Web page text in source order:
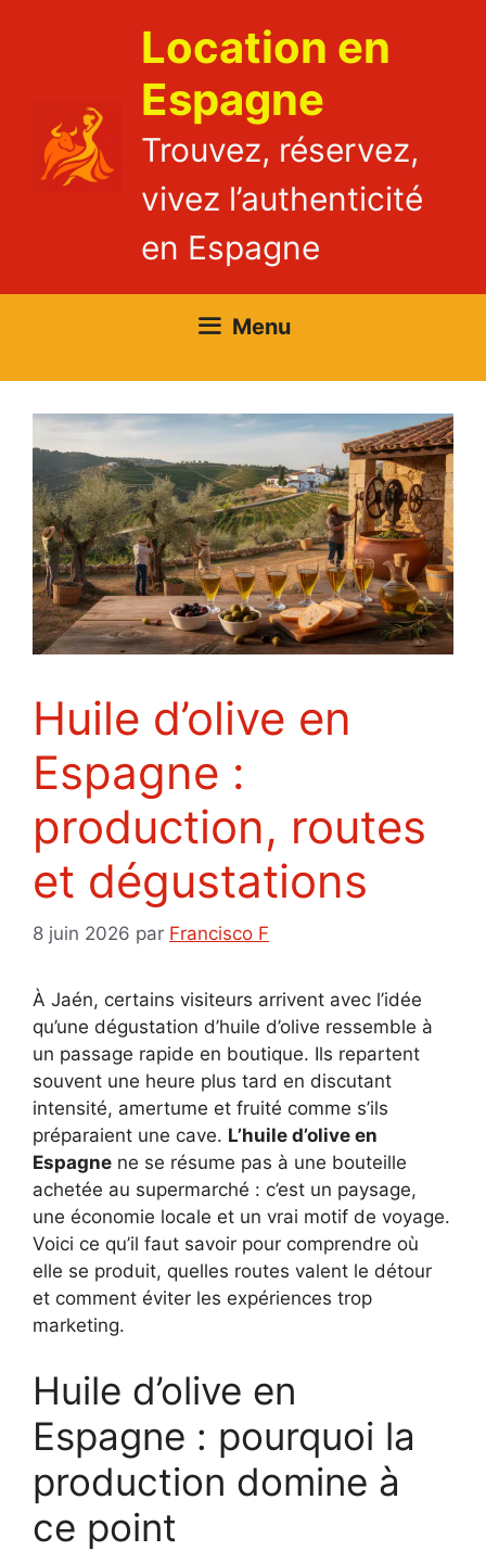
Location en
Espagne
Trouvez, réservez,
vivez l’authenticité
en Espagne
Menu
Huile d’olive en
Espagne :
production, routes
et dégustations
8 juin 2026 par Francisco F
À Jaén, certains visiteurs arrivent avec l’idée
qu’une dégustation d’huile d’olive ressemble à
un passage rapide en boutique. Ils repartent
souvent une heure plus tard en discutant
intensité, amertume et fruité comme s’ils
préparaient une cave. L’huile d’olive en
Espagne ne se résume pas à une bouteille
achetée au supermarché : c’est un paysage,
une économie locale et un vrai motif de voyage.
Voici ce qu’il faut savoir pour comprendre où
elle se produit, quelles routes valent le détour
et comment éviter les expériences trop
marketing.
Huile d’olive en
Espagne : pourquoi la
production domine à
ce point